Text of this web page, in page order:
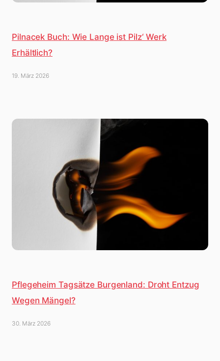
Pilnacek Buch: Wie Lange ist Pilz‘ Werk
Erhältlich?
19. März 2026
Pflegeheim Tagsätze Burgenland: Droht Entzug
Wegen Mängel?
30. März 2026